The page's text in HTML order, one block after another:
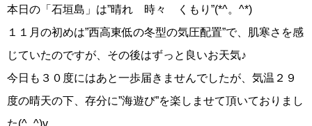
本日の「石垣島」は”晴れ 時々 くもり”(*^。^*)
１１月の初めは”西高東低の冬型の気圧配置”で、肌寒さを感
じていたのですが、その後はずっと良いお天気♪
今日も３０度にはあと一歩届きませんでしたが、気温２９
度の晴天の下、存分に”海遊び”を楽しませて頂いておりまし
た(^_^)v